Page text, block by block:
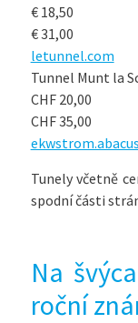
€ 18,50
€ 31,00
letunnel.com
Tunnel Munt la
CHF 20,00
CHF 35,00
Tunely včetně
spodní části
Na
roční